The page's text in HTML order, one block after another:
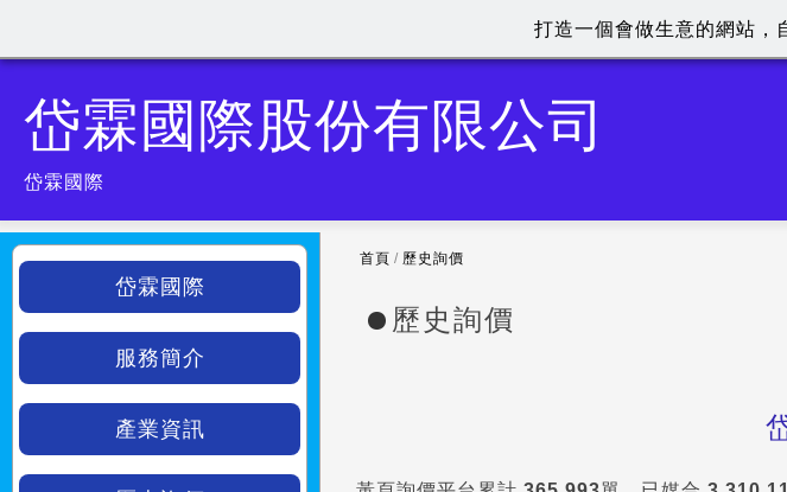
岱霖國際股份有限公司
岱霖國際
首頁 / 歷史詢價
歷史詢價
岱霖國際
服務簡介
產業資訊
打造一個會做生意的網站，